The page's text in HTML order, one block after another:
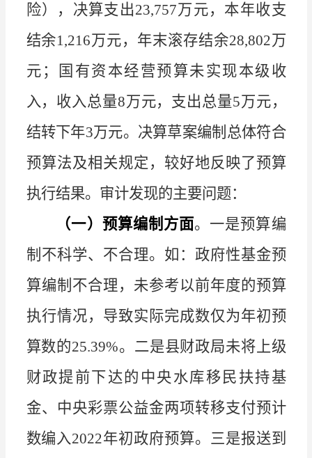
险），决算支出23,757万元，本年收支
结余1,216万元，年末滚存结余28,802万
元；国有资本经营预算未实现本级收
入，收入总量8万元，支出总量5万元，
结转下年3万元。决算草案编制总体符合
预算法及相关规定，较好地反映了预算
执行结果。审计发现的主要问题：
（一）预算编制方面。一是预算编
制不科学、不合理。如：政府性基金预
算编制不合理，未参考以前年度的预算
执行情况，导致实际完成数仅为年初预
算数的25.39%。二是县财政局未将上级
财政提前下达的中央水库移民扶持基
金、中央彩票公益金两项转移支付预计
数编入2022年初政府预算。三是报送到